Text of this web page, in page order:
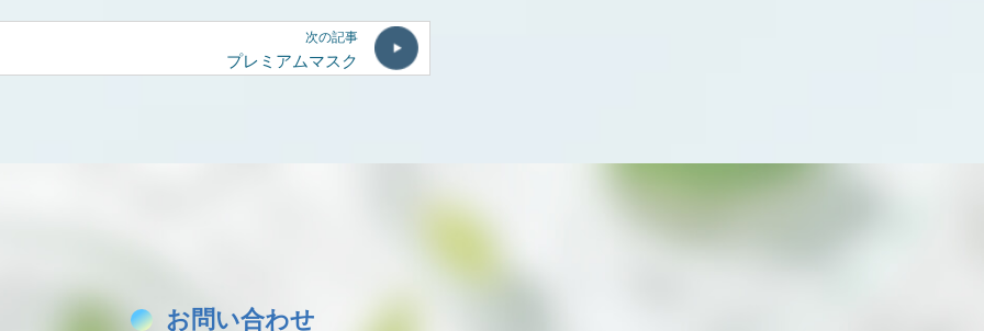
次の記事
プレミアムマスク
お問い合わせ